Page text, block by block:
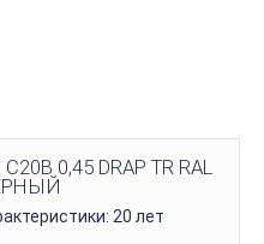
0,45 DRAP TR RAL
20 лет